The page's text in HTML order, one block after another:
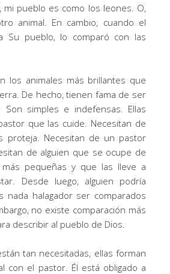
mi pueblo es como los leones. O,
animal. En cambio, cuando el
Su pueblo, lo comparó con las
los animales más brillantes que
De hecho, tienen fama de ser
Son simples e indefensas. Ellas
que las cuide. Necesitan de
proteja. Necesitan de un pastor
de alguien que se ocupe de
pequeñas y que las lleve a
Desde luego, alguien podría
nada halagador ser comparados
no existe comparación más
describir al pueblo de Dios.
tan necesitadas, ellas forman
con el pastor. Él está obligado a